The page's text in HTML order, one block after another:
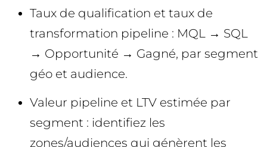
Taux de qualification et taux de
transformation pipeline : MQL → SQL
→ Opportunité → Gagné, par segment
géo et audience.
Valeur pipeline et LTV estimée par
segment : identifiez les
zones/audiences qui génèrent les